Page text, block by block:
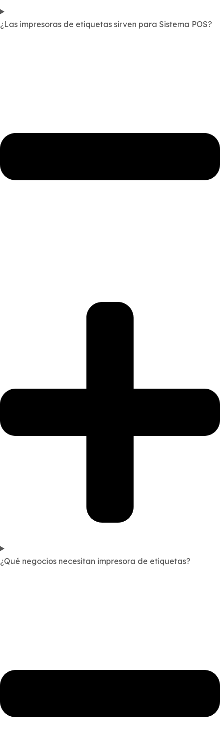
¿Las impresoras de etiquetas sirven para Sistema POS?
¿Qué negocios necesitan impresora de etiquetas?